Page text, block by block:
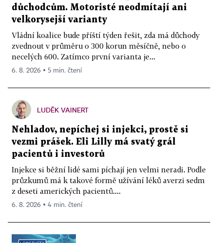
důchodcům. Motoristé neodmítají ani
velkorysejší varianty
Vládní koalice bude příští týden řešit, zda má důchody
zvednout v průměru o 300 korun měsíčně, nebo o
necelých 600. Zatímco první varianta je...
6. 8. 2026 ▪ 5 min. čtení
LUDĚK VAINERT
Nehladov, nepíchej si injekci, prostě si
vezmi prášek. Eli Lilly má svatý grál
pacientů i investorů
Injekce si běžní lidé sami píchají jen velmi neradi. Podle
průzkumů má k takové formě užívání léků averzi sedm
z deseti amerických pacientů....
6. 8. 2026 ▪ 4 min. čtení